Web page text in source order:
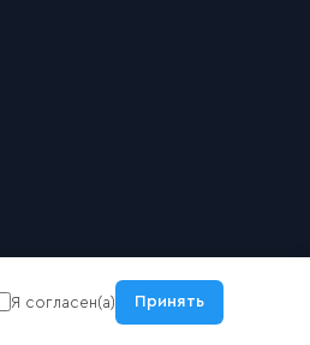
Я согласен(а) Принять